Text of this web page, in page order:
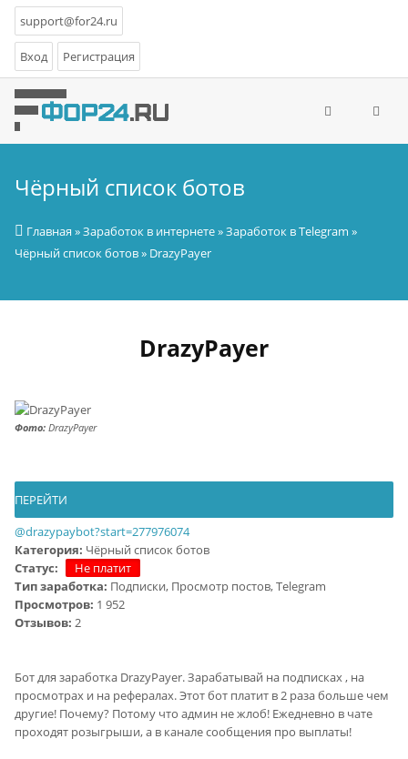
support@for24.ru
Вход Регистрация
Чёрный список ботов
Главная »Заработок в интернете»Заработок в Telegram »
Чёрный список ботов» DrazyPayer
DrazyPayer
Фото:DrazyPayer
ПЕРЕЙТИ
@drazypaybot?start=277976074
Категория: Чёрный список ботов
Статус:
Не платит
Тип заработка: Подписки, Просмотр постов, Telegram
Просмотров: 1 952
Отзывов: 2
Бот для заработка DrazyPayer. Зарабатывай на подписках , на
просмотрах и на рефералах. Этот бот платит в 2 раза больше чем
другие! Почему? Потому что админ не жлоб! Ежедневно в чате
проходят розыгрыши, а в канале сообщения про выплаты!